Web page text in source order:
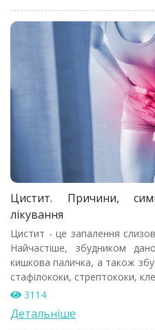
Цистит. Причини,
лікування
Цистит - це запалення
Найчастіше, збудником
кишкова паличка, а також
стафілококи, стрептококи,
3114
Детальніше